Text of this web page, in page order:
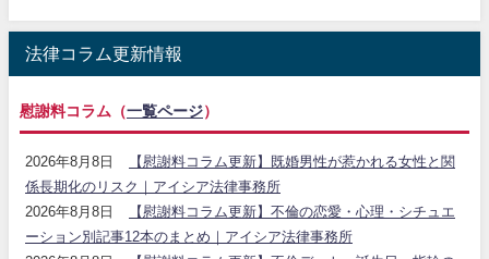
法律コラム更新情報
慰謝料コラム（一覧ページ）
2026年8月8日
【慰謝料コラム更新】既婚男性が惹かれる女性と関
係長期化のリスク｜アイシア法律事務所
2026年8月8日
【慰謝料コラム更新】不倫の恋愛・心理・シチュエ
ーション別記事12本のまとめ｜アイシア法律事務所